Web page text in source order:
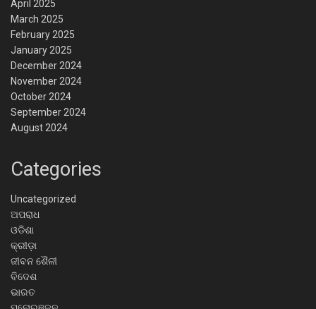
April 2025
March 2025
February 2025
January 2025
December 2024
November 2024
October 2024
September 2024
August 2024
Categories
Uncategorized
ଅପରାଧ
ଓଡିଶା
କ୍ରୀଡ଼ା
ଜୀବନ ଶୈଳୀ
ବିଦେଶ
ଭାରତ